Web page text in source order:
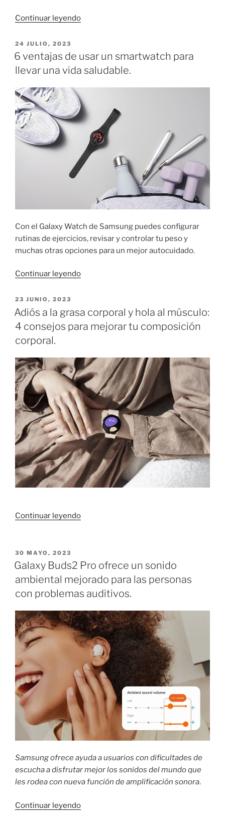
Continuar leyendo«[Galaxy
Inspirado
creado
para
ti:
Samsung
presenta
la
última
innovación
Galaxy»
PUBLICADO
EL
24 JULIO, 2023
6 ventajas de usar un smartwatch para
llevar una vida saludable.
Con el Galaxy Watch de Samsung puedes configurar
rutinas de ejercicios, revisar y controlar tu peso y
muchas otras opciones para un mejor autocuidado.
Continuar leyendo«6
usar
smartwatch
llevar
una
vida
saludable.»
PUBLICADO
EL
23 JUNIO, 2023
Adiós a la grasa corporal y hola al músculo:
4 consejos para mejorar tu composición
corporal.
Continuar leyendo«Adiós
corporal
y
hola
al
músculo:
4
consejos
para
mejorar
tu
composición
corporal.»
PUBLICADO
EL
30 MAYO, 2023
Galaxy Buds2 Pro ofrece un sonido
ambiental mejorado para las personas
con problemas auditivos.
Samsung ofrece ayuda a usuarios con dificultades de
escucha a disfrutar mejor los sonidos del mundo que
les rodea con nueva función de amplificación sonora.
Continuar leyendo«Galaxy